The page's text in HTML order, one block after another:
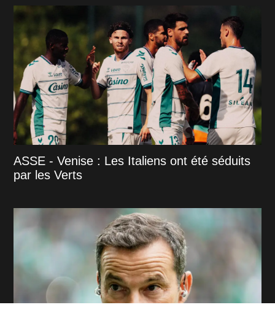
ASSE - Venise : Les Italiens ont été séduits
par les Verts